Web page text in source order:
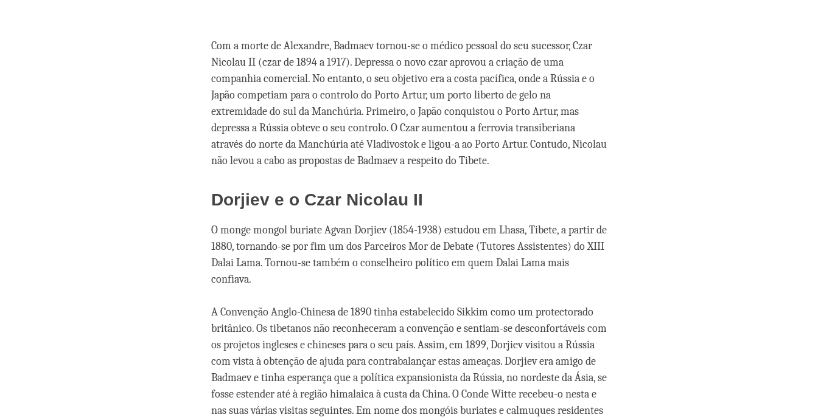
Com a morte de Alexandre, Badmaev tornou-se o médico pessoal do seu sucessor, Czar
Nicolau II (czar de 1894 a 1917). Depressa o novo czar aprovou a criação de uma
companhia comercial. No entanto, o seu objetivo era a costa pacífica, onde a Rússia e o
Japão competiam para o controlo do Porto Artur, um porto liberto de gelo na
extremidade do sul da Manchúria. Primeiro, o Japão conquistou o Porto Artur, mas
depressa a Rússia obteve o seu controlo. O Czar aumentou a ferrovia transiberiana
através do norte da Manchúria até Vladivostok e ligou-a ao Porto Artur. Contudo, Nicolau
não levou a cabo as propostas de Badmaev a respeito do Tibete.
Dorjiev e o Czar Nicolau II
O monge mongol buriate Agvan Dorjiev (1854-1938) estudou em Lhasa, Tibete, a partir de
1880, tornando-se por fim um dos Parceiros Mor de Debate (Tutores Assistentes) do XIII
Dalai Lama. Tornou-se também o conselheiro político em quem Dalai Lama mais
confiava.
A Convenção Anglo-Chinesa de 1890 tinha estabelecido Sikkim como um protectorado
britânico. Os tibetanos não reconheceram a convenção e sentiam-se desconfortáveis com
os projetos ingleses e chineses para o seu país. Assim, em 1899, Dorjiev visitou a Rússia
com vista à obtenção de ajuda para contrabalançar estas ameaças. Dorjiev era amigo de
Badmaev e tinha esperança que a política expansionista da Rússia, no nordeste da Ásia, se
fosse estender até à região himalaica à custa da China. O Conde Witte recebeu-o nesta e
nas suas várias visitas seguintes. Em nome dos mongóis buriates e calmuques residentes